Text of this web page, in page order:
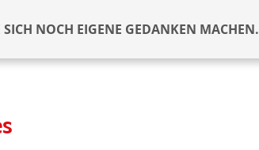
SICH NOCH EIGENE GEDANKEN MACHEN.